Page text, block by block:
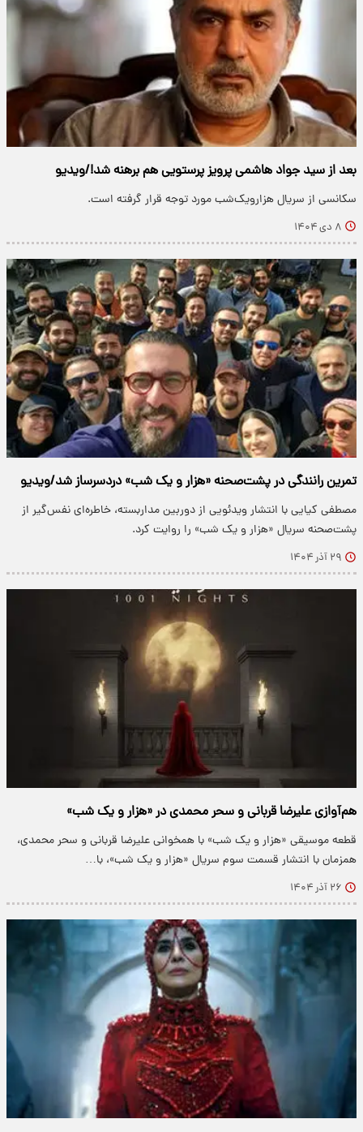
بعد از سید جواد هاشمی پرویز پرستویی هم برهنه شد!/ویدیو
سکانسی از سریال هزارویک‌شب مورد توجه قرار گرفته است.
۸ دی ۱۴۰۴
تمرین رانندگی در پشت‌صحنه «هزار و یک شب» دردسرساز شد/ویدیو
مصطفی کیایی با انتشار ویدئویی از دوربین مداربسته، خاطره‌ای نفس‌گیر از
پشت‌صحنه سریال «هزار و یک شب» را روایت کرد.
۲۹ آذر ۱۴۰۴
هم‌آوازی علیرضا قربانی و سحر محمدی در «هزار و یک شب»
قطعه موسیقی «هزار و یک شب» با همخوانی علیرضا قربانی و سحر محمدی،
همزمان با انتشار قسمت سوم سریال «هزار و یک شب»، با…
۲۶ آذر ۱۴۰۴